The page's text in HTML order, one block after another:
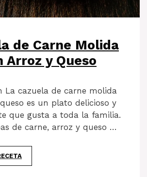
de Carne Molida
Arroz y Queso
La cazuela de carne molida
es un plato delicioso y
que gusta a toda la familia.
de carne, arroz y queso …